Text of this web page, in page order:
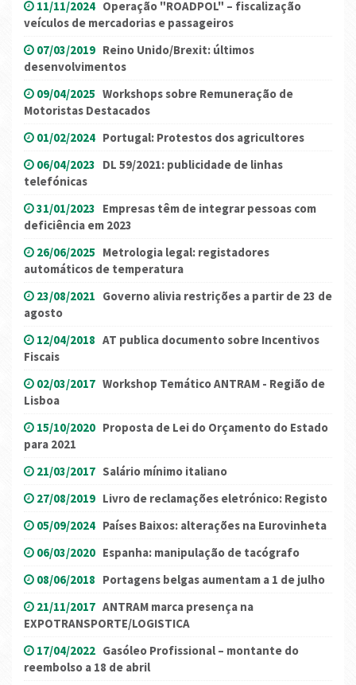
11/11/2024 Operação "ROADPOL" – fiscalização
veículos de mercadorias e passageiros
07/03/2019 Reino Unido/Brexit: últimos
desenvolvimentos
09/04/2025 Workshops sobre Remuneração de
Motoristas Destacados
01/02/2024 Portugal: Protestos dos agricultores
06/04/2023 DL 59/2021: publicidade de linhas
telefónicas
31/01/2023 Empresas têm de integrar pessoas com
deficiência em 2023
26/06/2025 Metrologia legal: registadores
automáticos de temperatura
23/08/2021 Governo alivia restrições a partir de 23 de
agosto
12/04/2018 AT publica documento sobre Incentivos
Fiscais
02/03/2017 Workshop Temático ANTRAM - Região de
Lisboa
15/10/2020 Proposta de Lei do Orçamento do Estado
para 2021
21/03/2017 Salário mínimo italiano
27/08/2019 Livro de reclamações eletrónico: Registo
05/09/2024 Países Baixos: alterações na Eurovinheta
06/03/2020 Espanha: manipulação de tacógrafo
08/06/2018 Portagens belgas aumentam a 1 de julho
21/11/2017 ANTRAM marca presença na
EXPOTRANSPORTE/LOGISTICA
17/04/2022 Gasóleo Profissional – montante do
reembolso a 18 de abril